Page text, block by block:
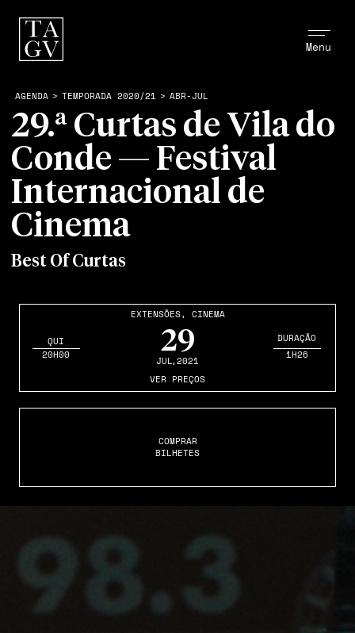
Menu
EXTENSÕES, CINEMA
29
JUL,2021
QUI
20H00
DURAÇÃO
1H26
VER PREÇOS
COMPRAR
BILHETES
AGENDA > TEMPORADA 2020/21 > ABR-JUL
29.ª Curtas de Vila do
Conde — Festival
Internacional de
Cinema
Best Of Curtas